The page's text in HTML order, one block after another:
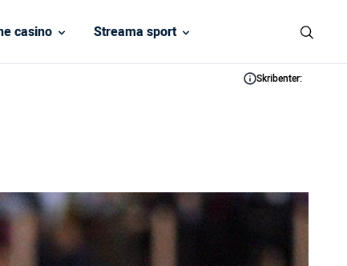
casino Streama sport
Skribenter: